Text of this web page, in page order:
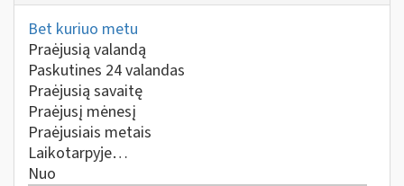
Bet kuriuo metu
Praėjusią valandą
Paskutines 24 valandas
Praėjusią savaitę
Praėjusį mėnesį
Praėjusiais metais
Laikotarpyje…
Nuo